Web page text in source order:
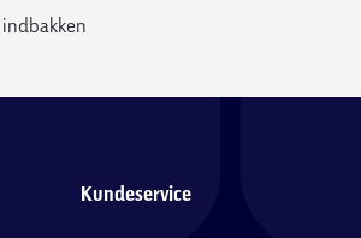
indbakken
Kundeservice